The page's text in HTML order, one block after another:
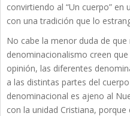
convirtiendo al “Un cuerpo”
con una tradición que lo
No cabe la menor duda de
denominacionalismo creen
opinión, las diferentes
a las distintas partes del
denominacional es ajeno al
con la unidad Cristiana,